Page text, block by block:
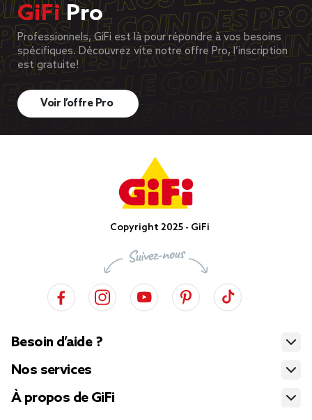
GiFiPro
Professionnels, GiFi est là pour répondre à vos besoins
spécifiques. Découvrez vite notre offre Pro, l’inscription
est gratuite!
Voir l’offre Pro
Copyright 2025 - GiFi
Besoin d’aide ?
Nos services
À propos de GiFi